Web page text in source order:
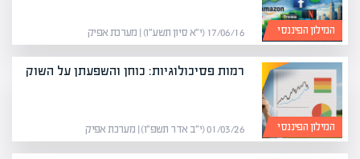
המילון הפיננסי 17/06/16 (י״א סיון תשע״ו) | מערכת אפיק
המילון הפיננסי
רמות פסיכולוגיות: כוחן והשפעתן על השוק
01/03/26 (י״ב אדר תשפ״ו) | מערכת אפיק